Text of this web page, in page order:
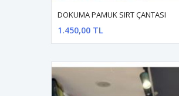
DOKUMA PAMUK SIRT ÇANTASI
1.450,00 TL